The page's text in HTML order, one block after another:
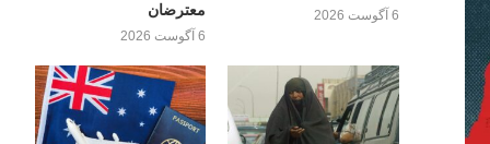
6 آگوست 2026
معترضان
6 آگوست 2026